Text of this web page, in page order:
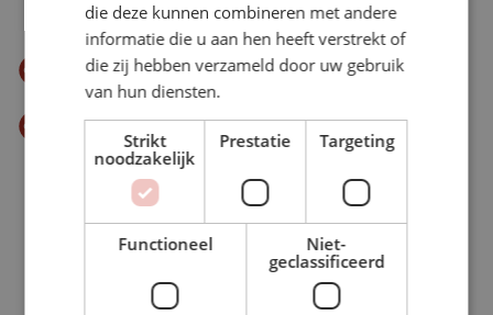
laatste minuut toe.
Eet smakelijk!
Download PDF
BEKIJK ONZE ACTIES
die deze kunnen combineren met andere
informatie die u aan hen heeft verstrekt of
die zij hebben verzameld door uw gebruik
van hun diensten.
Strikt
noodzakelijk
Prestatie Targeting
Functioneel
Niet-
geclassificeerd